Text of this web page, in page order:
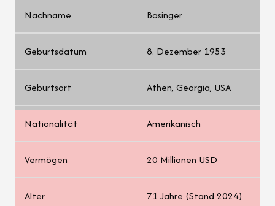
Nachname Basinger
Geburtsdatum 8. Dezember 1953
Geburtsort Athen, Georgia, USA
Nationalität Amerikanisch
Vermögen 20 Millionen USD
Alter 71 Jahre (Stand 2024)